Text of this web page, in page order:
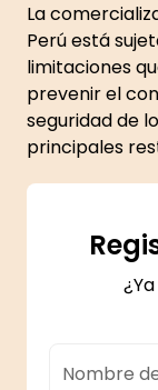
La
Perú está
limitaciones
prevenir el
seguridad de
principales
Nombre